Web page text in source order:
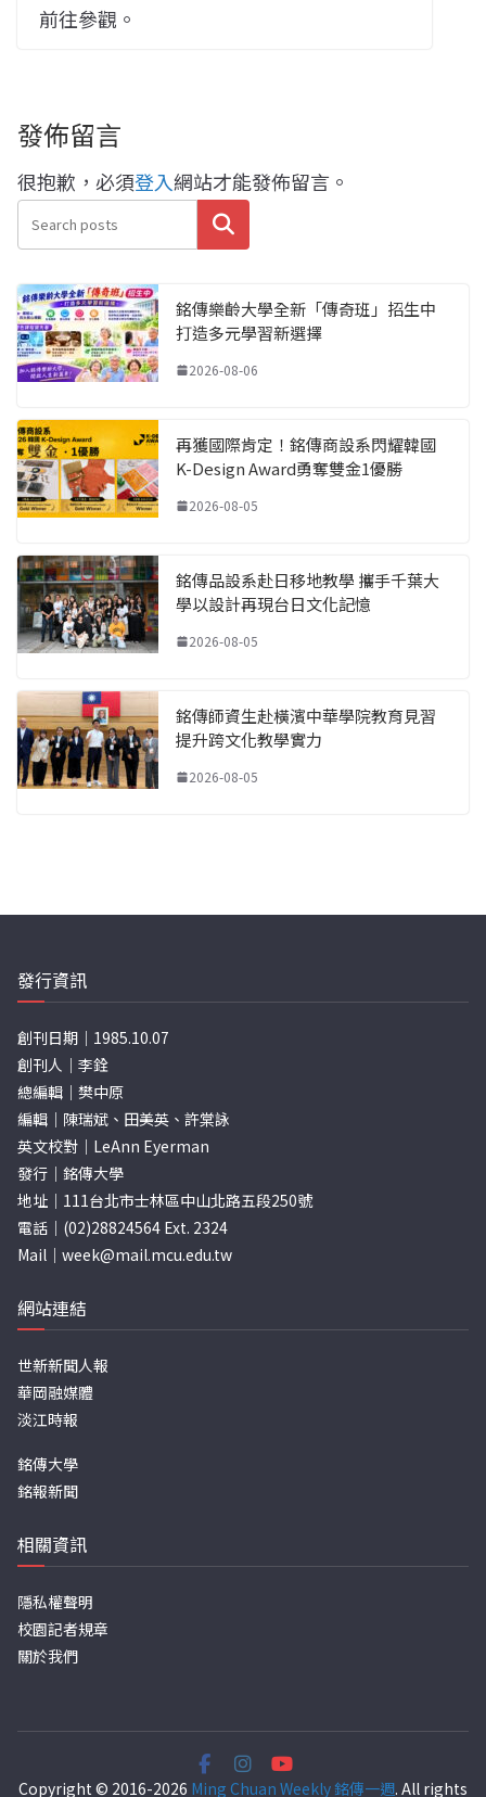
前往參觀。
發佈留言
很抱歉，必須登入網站才能發佈留言。
搜尋
銘傳樂齡大學全新「傳奇班」招生中
打造多元學習新選擇
2026-08-06
再獲國際肯定！銘傳商設系閃耀韓國
K-Design Award勇奪雙金1優勝
2026-08-05
銘傳品設系赴日移地教學 攜手千葉大
學以設計再現台日文化記憶
2026-08-05
銘傳師資生赴橫濱中華學院教育見習
提升跨文化教學實力
2026-08-05
發行資訊
創刊日期｜1985.10.07
創刊人｜李銓
總編輯｜樊中原
編輯｜陳瑞斌、田美英、許棠詠
英文校對｜LeAnn Eyerman
發行｜銘傳大學
地址｜111台北市士林區中山北路五段250號
電話｜(02)28824564 Ext. 2324
Mail｜ week@mail.mcu.edu.tw
網站連結
世新新聞人報
華岡融媒體
淡江時報
銘傳大學
銘報新聞
相關資訊
隱私權聲明
校園記者規章
關於我們
Copyright © 2016-2026 Ming Chuan Weekly 銘傳一週. All rights